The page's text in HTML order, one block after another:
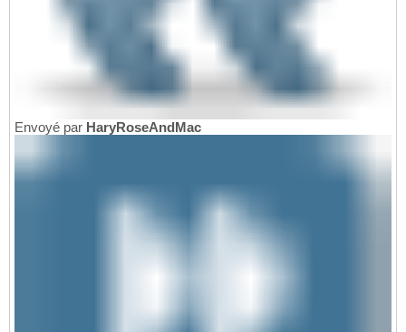
Envoyé par HaryRoseAndMac